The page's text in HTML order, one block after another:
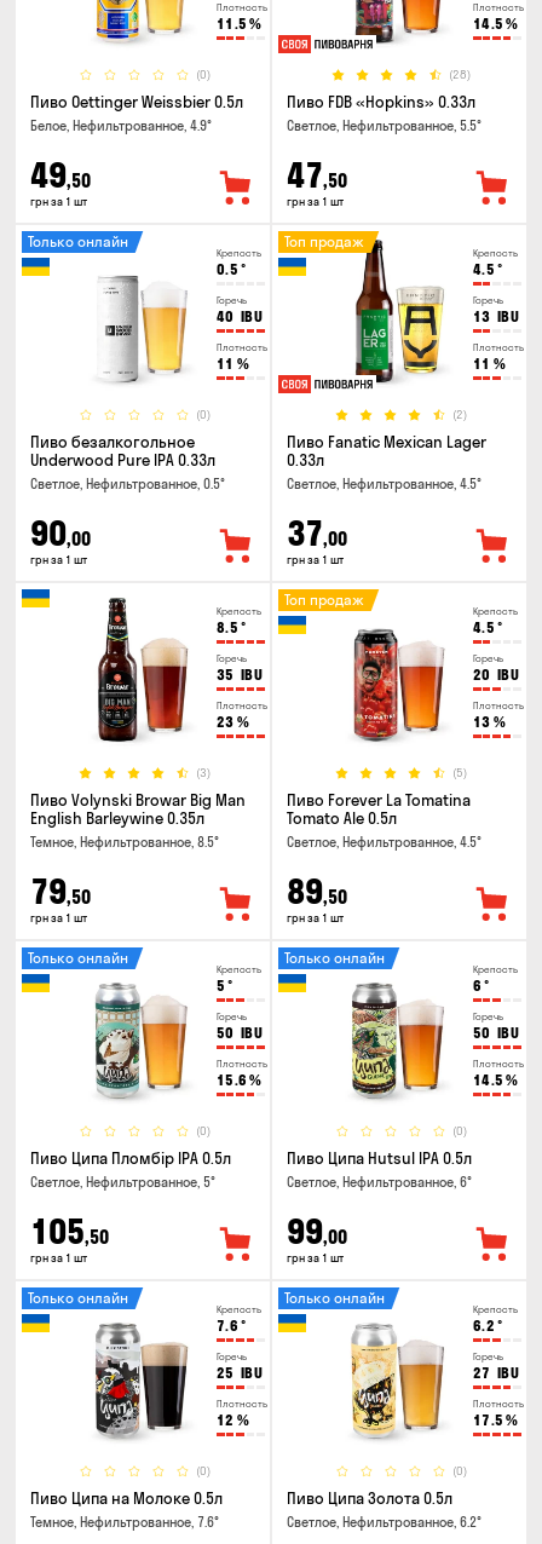
Плотность
11.5 %
(0)
Пиво Oettinger Weissbier 0.5л
Белое, Нефильтрованное, 4.9°
49,50
грн за 1 шт
Плотность
14.5 %
(28)
Пиво FDB «Hopkins» 0.33л
Светлое, Нефильтрованное, 5.5°
47,50
грн за 1 шт
Крепость
0.5 °
Горечь
40 IBU
Плотность
11 %
(0)
Только онлайн
Пиво безалкогольное
Underwood Pure IPA 0.33л
Светлое, Нефильтрованное, 0.5°
90,00
грн за 1 шт
Крепость
4.5 °
Горечь
13 IBU
Плотность
11 %
(2)
Топ продаж
Пиво Fanatic Mexican Lager
0.33л
Светлое, Нефильтрованное, 4.5°
37,00
грн за 1 шт
Крепость
8.5 °
Горечь
35 IBU
Плотность
23 %
(3)
Пиво Volynski Browar Big Man
English Barleywine 0.35л
Темное, Нефильтрованное, 8.5°
79,50
грн за 1 шт
Крепость
4.5 °
Горечь
20 IBU
Плотность
13 %
(5)
Топ продаж
Пиво Forever La Tomatina
Tomato Ale 0.5л
Светлое, Нефильтрованное, 4.5°
89,50
грн за 1 шт
Крепость
5 °
Горечь
50 IBU
Плотность
15.6 %
(0)
Только онлайн
Пиво Ципа Пломбір IPA 0.5л
Светлое, Нефильтрованное, 5°
105,50
грн за 1 шт
Крепость
6 °
Горечь
50 IBU
Плотность
14.5 %
(0)
Только онлайн
Пиво Ципа Hutsul IPA 0.5л
Светлое, Нефильтрованное, 6°
99,00
грн за 1 шт
Крепость
7.6 °
Горечь
25 IBU
Плотность
12 %
(0)
Только онлайн
Пиво Ципа на Молоке 0.5л
Темное, Нефильтрованное, 7.6°
Крепость
6.2 °
Горечь
27 IBU
Плотность
17.5 %
(0)
Только онлайн
Пиво Ципа Золота 0.5л
Светлое, Нефильтрованное, 6.2°